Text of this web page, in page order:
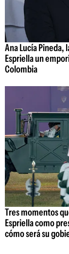
Ana Lucía Pineda,
Espriella un
Colombia
Tres momentos
Espriella como
cómo será su